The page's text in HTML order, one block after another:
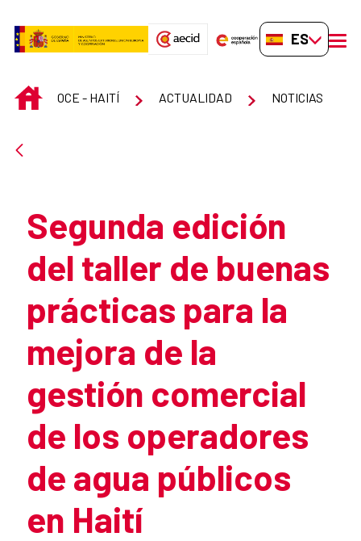
ES-ES
INICIOOCE - HAITÍ ACTUALIDAD NOTICIAS
Segunda edición
del taller de buenas
prácticas para la
mejora de la
gestión comercial
de los operadores
de agua públicos
en Haití